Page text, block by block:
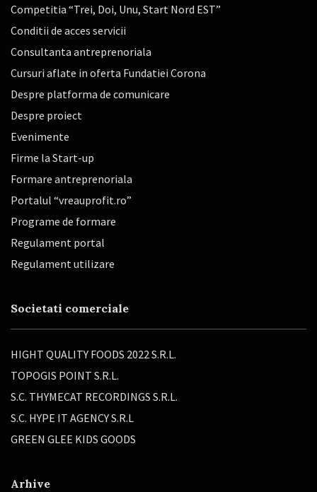
Competitia “Trei, Doi, Unu, Start Nord EST”
Conditii de acces servicii
Consultanta antreprenoriala
Cursuri aflate in oferta Fundatiei Corona
Despre platforma de comunicare
Despre proiect
Evenimente
Firme la Start-up
Formare antreprenoriala
Portalul “vreauprofit.ro”
Programe de formare
Regulament portal
Regulament utilizare
Societati comerciale
HIGHT QUALITY FOODS 2022 S.R.L.
TOPOGIS POINT S.R.L.
S.C. THYMECAT RECORDINGS S.R.L.
S.C. HYPE IT AGENCY S.R.L
GREEN GLEE KIDS GOODS
Arhive